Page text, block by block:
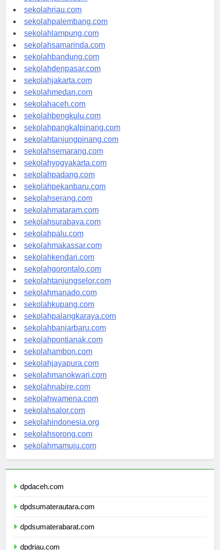
sekolahjambi.com
sekolahriau.com
sekolahpalembang.com
sekolahlampung.com
sekolahsamarinda.com
sekolahbandung.com
sekolahdenpasar.com
sekolahjakarta.com
sekolahmedan.com
sekolahaceh.com
sekolahbengkulu.com
sekolahpangkalpinang.com
sekolahtanjungpinang.com
sekolahsemarang.com
sekolahyogyakarta.com
sekolahpadang.com
sekolahpekanbaru.com
sekolahserang.com
sekolahmataram.com
sekolahsurabaya.com
sekolahpalu.com
sekolahmakassar.com
sekolahkendari.com
sekolahgorontalo.com
sekolahtanjungselor.com
sekolahmanado.com
sekolahkupang.com
sekolahpalangkaraya.com
sekolahbanjarbaru.com
sekolahpontianak.com
sekolahambon.com
sekolahjayapura.com
sekolahmanokwari.com
sekolahnabire.com
sekolahwamena.com
sekolahsalor.com
sekolahindonesia.org
sekolahsorong.com